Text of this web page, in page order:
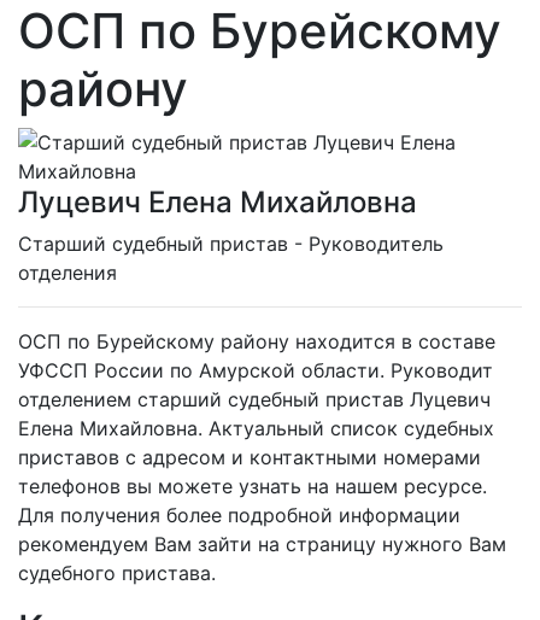
ОСП по Бурейскому
району
Луцевич Елена Михайловна
Cтарший судебный пристав - Руководитель
отделения
ОСП по Бурейскому району находится в составе
УФССП России по Амурской области. Руководит
отделением старший судебный пристав Луцевич
Елена Михайловна. Актуальный список судебных
приставов с адресом и контактными номерами
телефонов вы можете узнать на нашем ресурсе.
Для получения более подробной информации
рекомендуем Вам зайти на страницу нужного Вам
судебного пристава.